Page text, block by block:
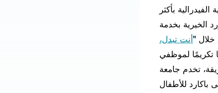
بأكثر
الخيرية بخدمة
" أنت تبدل،
تكريمًا لموظفي
تخدم جامعة